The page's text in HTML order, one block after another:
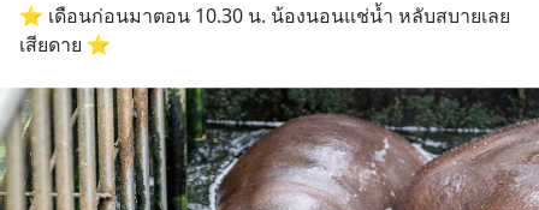
⭐️ เดือนก่อนมาตอน 10.30 น. น้องนอนแช่น้ำ หลับสบายเลย
เสียดาย ⭐️